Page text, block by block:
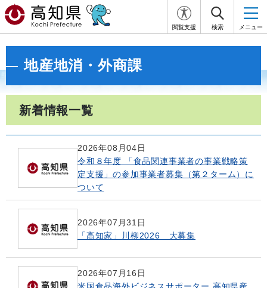
閲覧支援 検索 メニュー
地産地消・外商課
新着情報一覧
2026年08月04日
令和８年度 「食品関連事業者の事業戦略策
定支援」の参加事業者募集（第２ターム）に
ついて
2026年07月31日
「高知家」川柳2026 大募集
2026年07月16日
米国食品海外ビジネスサポーター 高知県産